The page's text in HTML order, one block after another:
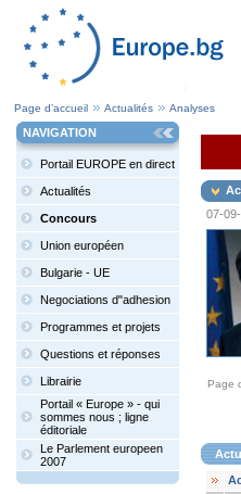
Page d’accueil Actualités Analyses
NAVIGATION
Portail EUROPE en direct
Actualités
Concours
Union européen
Bulgarie - UE
Negociations d"adhesion
Programmes et projets
Questions et réponses
Librairie
Portail « Europe » - qui
sommes nous ; ligne
éditoriale
Le Parlement europeen
2007
07-
Page